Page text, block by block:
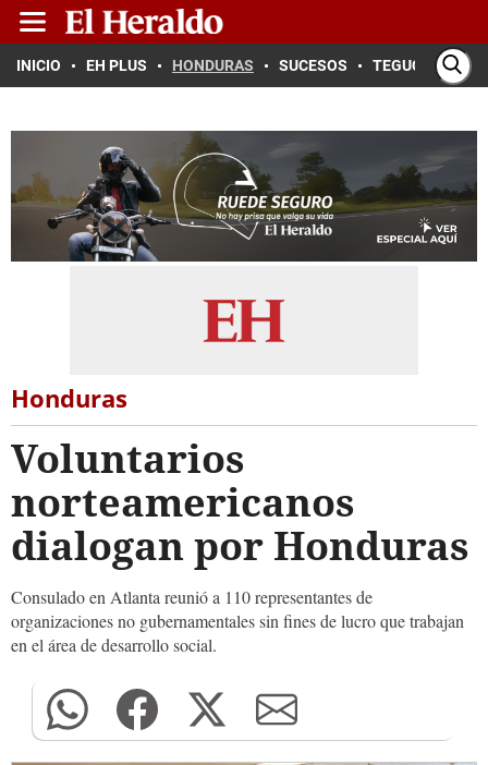
INICIO EH PLUS HONDURAS SUCESOS TEGUCIGALPA
Honduras
Voluntarios
norteamericanos
dialogan por Honduras
Consulado en Atlanta reunió a 110 representantes de
organizaciones no gubernamentales sin fines de lucro que trabajan
en el área de desarrollo social.